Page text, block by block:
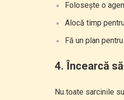
Folosește o
Alocă timp
Fă un plan
4. Încearcă
Nu toate sarcinile